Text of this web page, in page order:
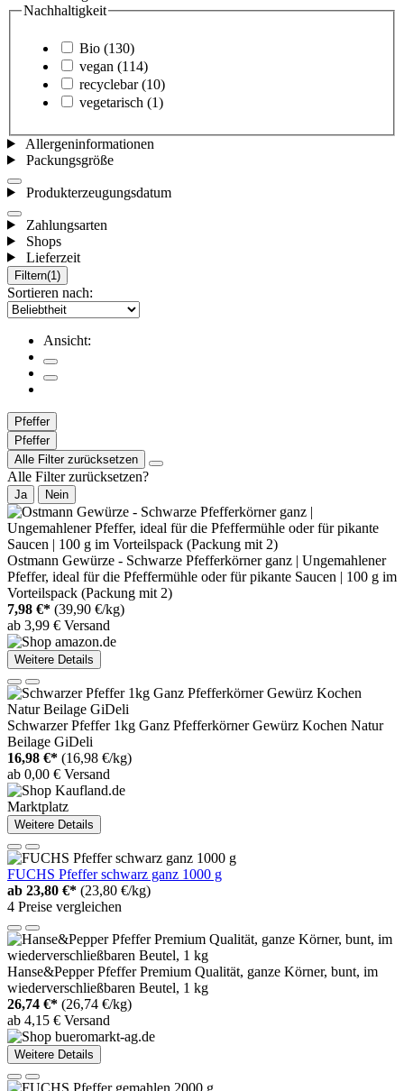
Nachhaltigkeit
Bio (130)
vegan (114)
recyclebar (10)
vegetarisch (1)
Allergeninformationen
Packungsgröße
Produkterzeugungsdatum
Zahlungsarten
Shops
Lieferzeit
Filtern(1)
Sortieren nach:
Ansicht:
Pfeffer
Pfeffer
Alle Filter zurücksetzen
Alle Filter zurücksetzen?
Ja Nein
Ostmann Gewürze - Schwarze Pfefferkörner ganz | Ungemahlener
Pfeffer, ideal für die Pfeffermühle oder für pikante Saucen | 100 g im
Vorteilspack (Packung mit 2)
7,98 €* (39,90 €/kg)
ab 3,99 € Versand
Weitere Details
Schwarzer Pfeffer 1kg Ganz Pfefferkörner Gewürz Kochen Natur
Beilage GiDeli
16,98 €* (16,98 €/kg)
ab 0,00 € Versand
Marktplatz
Weitere Details
FUCHS Pfeffer schwarz ganz 1000 g
ab 23,80 €* (23,80 €/kg)
4 Preise vergleichen
Hanse&Pepper Pfeffer Premium Qualität, ganze Körner, bunt, im
wiederverschließbaren Beutel, 1 kg
26,74 €* (26,74 €/kg)
ab 4,15 € Versand
Weitere Details